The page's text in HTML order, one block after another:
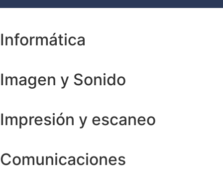
Informática
Imagen y Sonido
Impresión y escaneo
Comunicaciones